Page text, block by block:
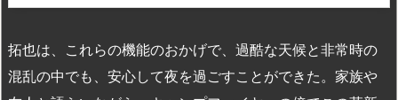
拓也は、これらの機能のおかげで、過酷な天候と非常時の
混乱の中でも、安心して夜を過ごすことができた。家族や